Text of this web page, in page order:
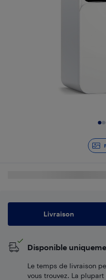
Livraison
Disponible
Le temps de livraison
vous trouvez. La